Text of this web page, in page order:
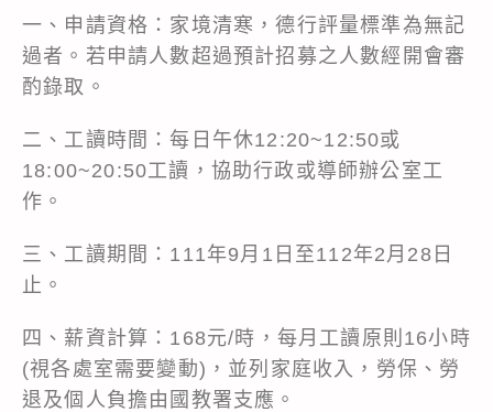
一、申請資格：家境清寒，德行評量標準為無記
過者。若申請人數超過預計招募之人數經開會審
酌錄取。
二、工讀時間：每日午休12:20~12:50或
18:00~20:50工讀，協助行政或導師辦公室工
作。
三、工讀期間：111年9月1日至112年2月28日
止。
四、薪資計算：168元/時，每月工讀原則16小時
(視各處室需要變動)，並列家庭收入，勞保、勞
退及個人負擔由國教署支應。